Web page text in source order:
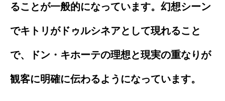
ることが一般的になっています。幻想シーン
でキトリがドゥルシネアとして現れること
で、ドン・キホーテの理想と現実の重なりが
観客に明確に伝わるようになっています。